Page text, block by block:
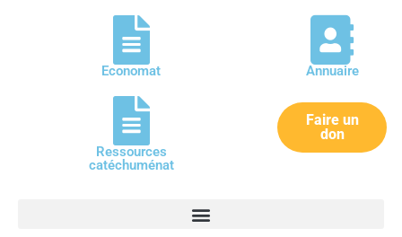
Economat Annuaire
Ressources
catéchuménat
Faire un
don